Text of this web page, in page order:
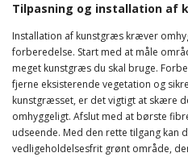
Tilpasning og installation af
Installation af kunstgræs kræver
forberedelse. Start med at måle
meget kunstgræs du skal bruge.
fjerne eksisterende vegetation og
kunstgræsset, er det vigtigt at skære
omhyggeligt. Afslut med at børste
udseende. Med den rette tilgang kan
vedligeholdelsesfrit grønt område,